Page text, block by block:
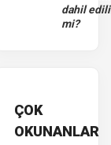
dahil
mi?
ÇOK
OKUNANLAR